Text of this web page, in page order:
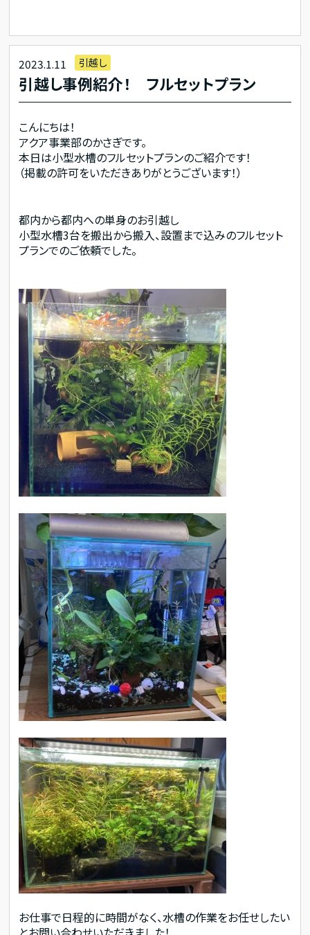
2023.1.11 引越し
引越し事例紹介！ フルセットプラン
こんにちは！
アクア事業部のかさぎです。
本日は小型水槽のフルセットプランのご紹介です！
（掲載の許可をいただきありがとうございます！）
都内から都内への単身のお引越し
小型水槽3台を搬出から搬入、設置まで込みのフルセット
プランでのご依頼でした。
お仕事で日程的に時間がなく、水槽の作業をお任せしたい